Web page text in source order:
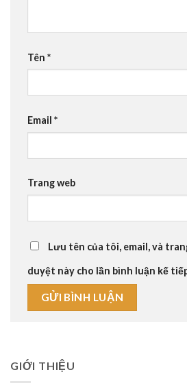
Tên *
Email *
Trang web
Lưu tên của tôi, email, và
duyệt này cho lần bình luận kế
GIỚI THIỆU